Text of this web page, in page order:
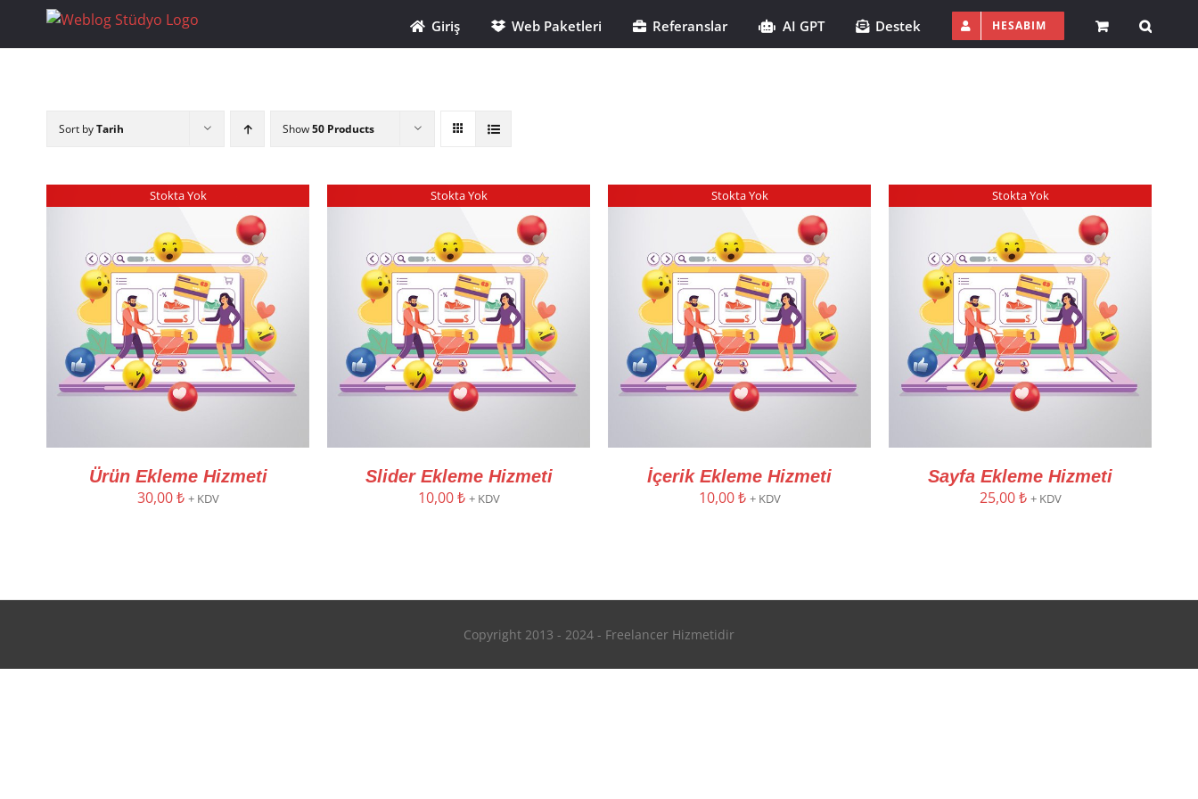
content
Giriş Web Paketleri Referanslar AI GPT Destek HESABIM
Sort byTarih Show50 Products
Stokta Yok
Ürün Ekleme Hizmeti
30,00₺ + KDV
Stokta Yok
Slider Ekleme Hizmeti
10,00₺ + KDV
Stokta Yok
İçerik Ekleme Hizmeti
10,00₺ + KDV
Stokta Yok
Sayfa Ekleme Hizmeti
25,00₺ + KDV
Copyright 2013 - 2024 - Freelancer Hizmetidir